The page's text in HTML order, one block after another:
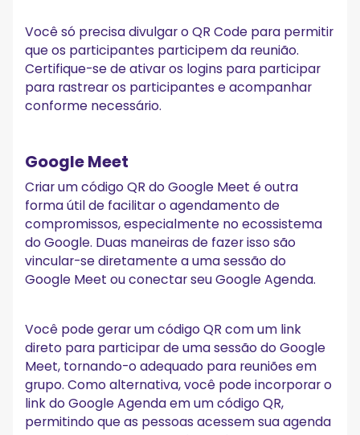
Você só precisa divulgar o QR Code para permitir
que os participantes participem da reunião.
Certifique-se de ativar os logins para participar
para rastrear os participantes e acompanhar
conforme necessário.
Google Meet
Criar um código QR do Google Meet é outra
forma útil de facilitar o agendamento de
compromissos, especialmente no ecossistema
do Google. Duas maneiras de fazer isso são
vincular-se diretamente a uma sessão do
Google Meet ou conectar seu Google Agenda.
Você pode gerar um código QR com um link
direto para participar de uma sessão do Google
Meet, tornando-o adequado para reuniões em
grupo. Como alternativa, você pode incorporar o
link do Google Agenda em um código QR,
permitindo que as pessoas acessem sua agenda